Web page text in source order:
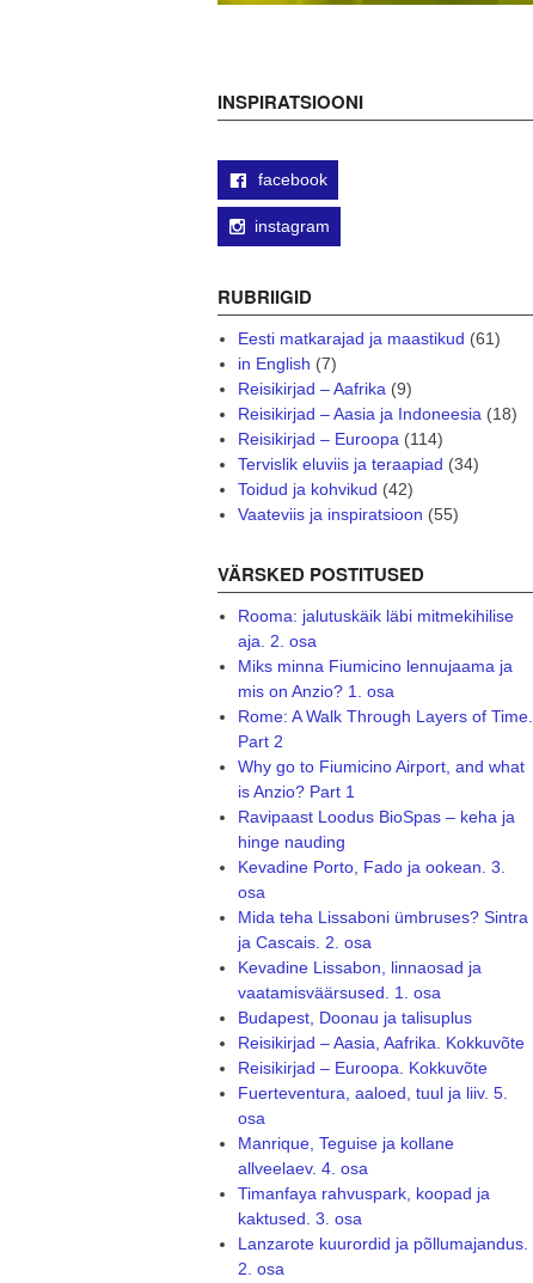
INSPIRATSIOONI
facebook
instagram
RUBRIIGID
Eesti matkarajad ja maastikud (61)
in English (7)
Reisikirjad – Aafrika(9)
Reisikirjad – Aasia ja Indoneesia(18)
Reisikirjad – Euroopa(114)
Tervislik eluviis ja teraapiad (34)
Toidud ja kohvikud (42)
Vaateviis ja inspiratsioon (55)
VÄRSKED POSTITUSED
Rooma: jalutuskäik läbi mitmekihilise
aja. 2. osa
Miks minna Fiumicino lennujaama ja
mis on Anzio? 1. osa
Rome: A Walk Through Layers of Time.
Part 2
Why go to Fiumicino Airport, and what
is Anzio? Part 1
Ravipaast Loodus BioSpas – keha ja
hinge nauding
Kevadine Porto, Fado ja ookean. 3.
osa
Mida teha Lissaboni ümbruses? Sintra
ja Cascais. 2. osa
Kevadine Lissabon, linnaosad ja
vaatamisväärsused. 1. osa
Budapest, Doonau ja talisuplus
Reisikirjad – Aasia, Aafrika. Kokkuvõte
Reisikirjad – Euroopa. Kokkuvõte
Fuerteventura, aaloed, tuul ja liiv. 5.
osa
Manrique, Teguise ja kollane
allveelaev. 4. osa
Timanfaya rahvuspark, koopad ja
kaktused. 3. osa
Lanzarote kuurordid ja põllumajandus.
2. osa